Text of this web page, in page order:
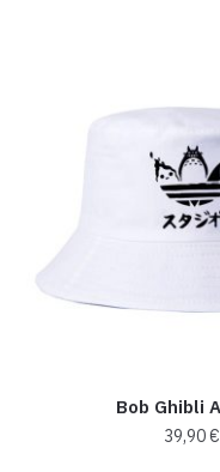
Bob Ghibli
39,90€